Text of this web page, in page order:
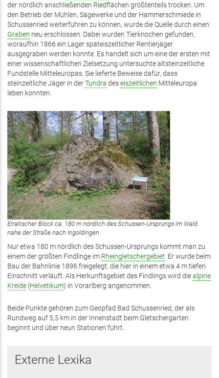
der nördlich anschließenden Riedflächen größtenteils trocken. Um
den Betrieb der Mühlen, Sägewerke und der Hammerschmiede in
Schussenried weiterführen zu können, wurde die Quelle durch einen
Graben neu erschlossen. Dabei wurden Tierknochen gefunden,
woraufhin 1866 ein Lager späteiszeitlicher Rentierjäger
ausgegraben werden konnte. Es handelt sich um eine der ersten mit
einer wissenschaftlichen Zielsetzung untersuchte altsteinzeitliche
Fundstelle Mitteleuropas. Sie lieferte Beweise dafür, dass
steinzeitliche Jäger in derTundra deseiszeitlichen Mitteleuropa
leben konnten.
Erratischer Block ca. 180 m nördlich des Schussen-Ursprungs im Wald
nahe der Straße nach Ingoldingen
Nur etwa 180 m nördlich des Schussen-Ursprungs kommt man zu
einem der größten Findlinge im Rheingletschergebiet. Er wurde beim
Bau der Bahnlinie 1896 freigelegt, die hier in einem etwa 4 m tiefen
Einschnitt verläuft. Als Herkunftsgebiet des Findlings wird diealpine
Kreide (Helvetikum) in Vorarlberg angenommen.
Beide Punkte gehören zum Geopfad Bad Schussenried, der als
Rundweg auf 5,5 km in der Innenstadt beim Gletschergarten
beginnt und über neun Stationen führt.
Externe Lexika